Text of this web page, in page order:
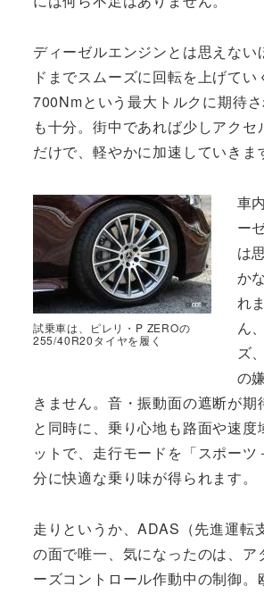
ディーゼルエンジンとは思えない
ドまでスムーズに回転を上げてい
700Nmという最大トルクに期待
も十分。街中であれば少しアクセ
だけで、軽やかに加速していきま
試乗車は、ピレリ・P ZEROの
255/40R20タイヤを履く
車
ー
は
か
れ
ん
ズ
の
きません。音・振動面の遮断が期
と同時に、乗り心地も路面や速度
ットで、走行モードを「スポーツ
分に快適な乗り味が得られます。
走りというか、ADAS（先進運転
の面で唯一、気になったのは、ア
ーズコントロール作動中の制御。